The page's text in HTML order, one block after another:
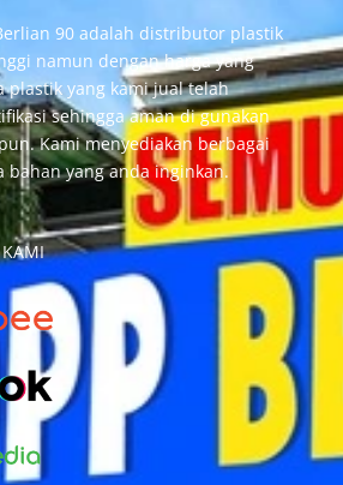
90 adalah distributor plastik
namun dengan harga yang
plastik yang kami jual telah
sehingga aman di gunakan
Kami menyediakan berbagai
bahan yang anda inginkan.
KAMI